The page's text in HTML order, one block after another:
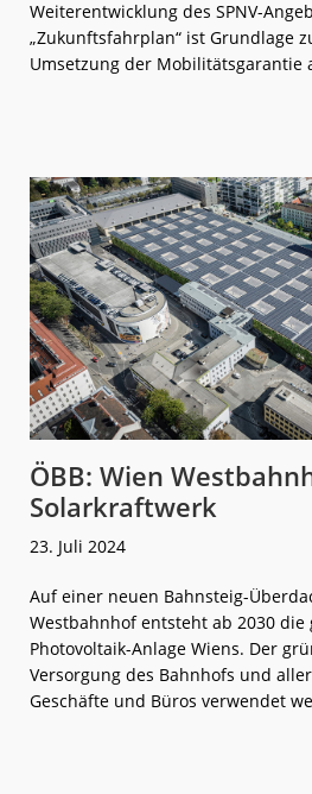
Weiterentwicklung des SPNV-
„Zukunftsfahrplan“ ist Grundlage
Umsetzung der Mobilitätsgarantie
ÖBB: Wien
Solarkraftwerk
23. Juli 2024
Auf einer neuen Bahnsteig-
Westbahnhof entsteht ab 2030
Photovoltaik-Anlage Wiens. Der
Versorgung des Bahnhofs und
Geschäfte und Büros verwendet